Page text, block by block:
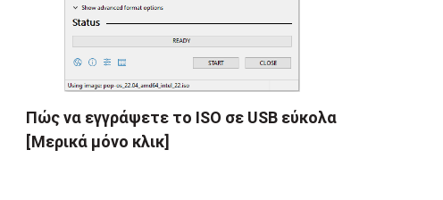
Πώς να εγγράψετε το ISO σε USB εύκολα
[Μερικά μόνο κλικ]